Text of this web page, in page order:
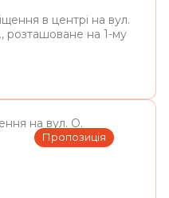
в центрі на вул.
розташоване на 1-му
Пропозиція